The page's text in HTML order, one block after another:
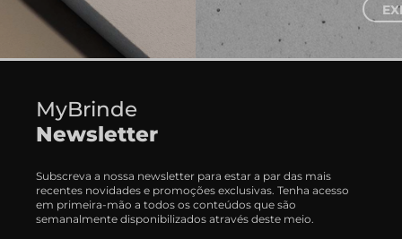
EXPLORAR CADERNOS
MyBrinde
Newsletter
Subscreva a nossa newsletter para estar a par das mais
recentes novidades e promoções exclusivas. Tenha acesso
em primeira-mão a todos os conteúdos que são
semanalmente disponibilizados através deste meio.